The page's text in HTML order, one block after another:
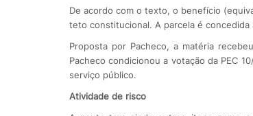
De acordo com o texto, o benefício
teto constitucional. A parcela é concedida
Proposta por Pacheco, a matéria
Pacheco condicionou a votação da PEC
serviço público.
Atividade de risco